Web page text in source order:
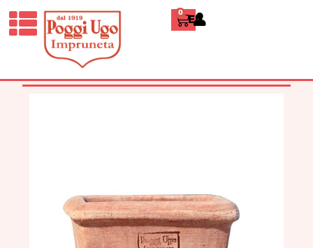
0 ENGLISH
HOME/CLASSICI
CASSETTE E
TINOZZE/ DIDORLO TERRACOTTA
IMPRUNETA